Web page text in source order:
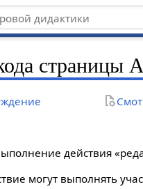
страницы
действия
могут выполнять